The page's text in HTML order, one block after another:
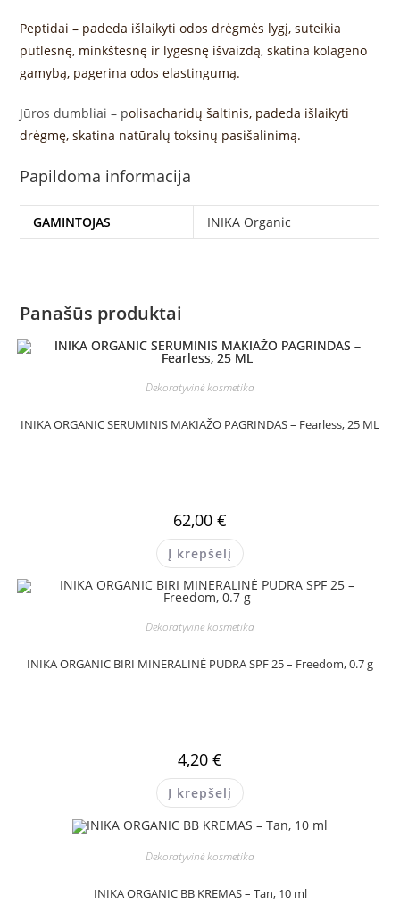
Peptidai – padeda išlaikyti odos drėgmės lygį, suteikia
putlesnę, minkštesnę ir lygesnę išvaizdą, skatina kolageno
gamybą, pagerina odos elastingumą.
Jūros dumbliai – polisacharidų šaltinis, padeda išlaikyti
drėgmę, skatina natūralų toksinų pasišalinimą.
Papildoma informacija
GAMINTOJAS INIKA Organic
Panašūs produktai
Dekoratyvinė kosmetika
INIKA ORGANIC SERUMINIS MAKIAŽO PAGRINDAS – Fearless, 25 ML
62,00 €
Į krepšelį
Dekoratyvinė kosmetika
INIKA ORGANIC BIRI MINERALINĖ PUDRA SPF 25 – Freedom, 0.7 g
4,20 €
Į krepšelį
Dekoratyvinė kosmetika
INIKA ORGANIC BB KREMAS – Tan, 10 ml